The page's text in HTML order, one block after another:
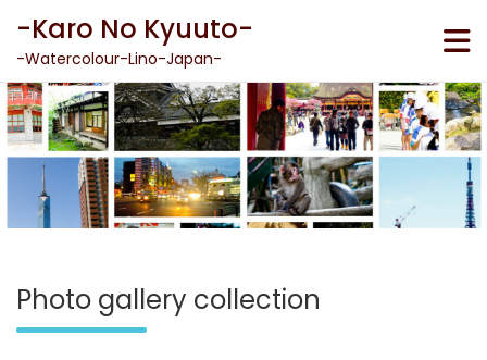
content
-Karo No Kyuuto-
-Watercolour-Lino-Japan-
Photo gallery collection